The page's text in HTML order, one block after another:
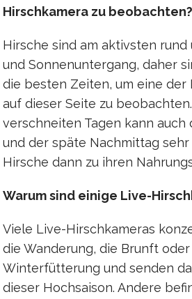
Hirschkamera zu beobachten?
Hirsche sind am aktivsten rund
und Sonnenuntergang, daher
die besten Zeiten, um eine der
auf dieser Seite zu
verschneiten Tagen kann auch
und der späte Nachmittag
Hirsche dann zu ihren
Warum sind einige Live-
Viele Live-Hirschkameras
die Wanderung, die Brunft oder
Winterfütterung und senden
dieser Hochsaison. Andere